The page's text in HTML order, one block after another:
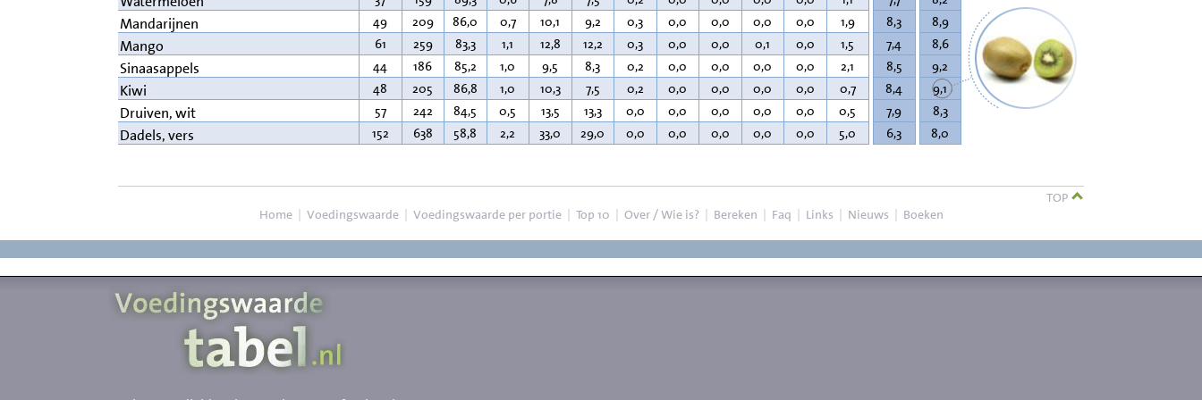
Mandarijnen 49 209 86,0 0,7 10,1 9,2 0,3 0,0 0,0 0,0 0,0 1,9 8,3 8,9
Mango 61 259 83,3 1,1 12,8 12,2 0,3 0,0 0,0 0,1 0,0 1,5 7,4 8,6
Sinaasappels 44 186 85,2 1,0 9,5 8,3 0,2 0,0 0,0 0,0 0,0 2,1 8,5 9,2
Kiwi 48 205 86,8 1,0 10,3 7,5 0,2 0,0 0,0 0,0 0,0 0,7 8,4 9,1
Druiven, wit 57 242 84,5 0,5 13,5 13,3 0,0 0,0 0,0 0,0 0,0 0,5 7,9 8,3
Dadels, vers 152 638 58,8 2,2 33,0 29,0 0,0 0,0 0,0 0,0 0,0 5,0 6,3 8,0
TOP
Home | Voedingswaarde | Voedingswaarde per portie | Top 10 | Over / Wie is? | Bereken | Faq | Links | Nieuws | Boeken